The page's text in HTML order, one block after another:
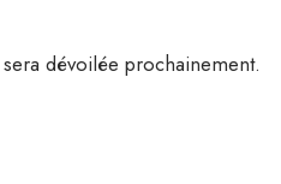
dévoilée prochainement.